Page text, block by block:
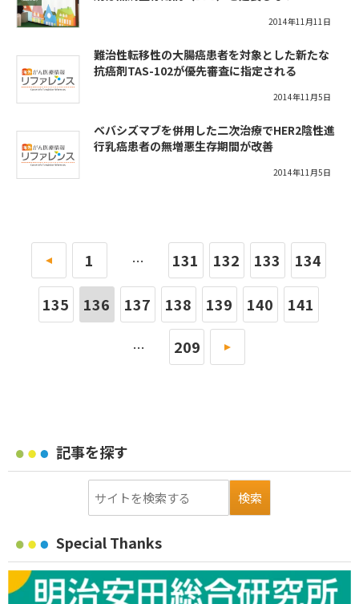
2014年11月11日
難治性転移性の大腸癌患者を対象とした新たな
抗癌剤TAS-102が優先審査に指定される
2014年11月5日
ベバシズマブを併用した二次治療でHER2陰性進
行乳癌患者の無増悪生存期間が改善
2014年11月5日
« 1 … 131 132 133 134
135 136 137 138 139 140 141
… 209 »
記事を探す
Special Thanks